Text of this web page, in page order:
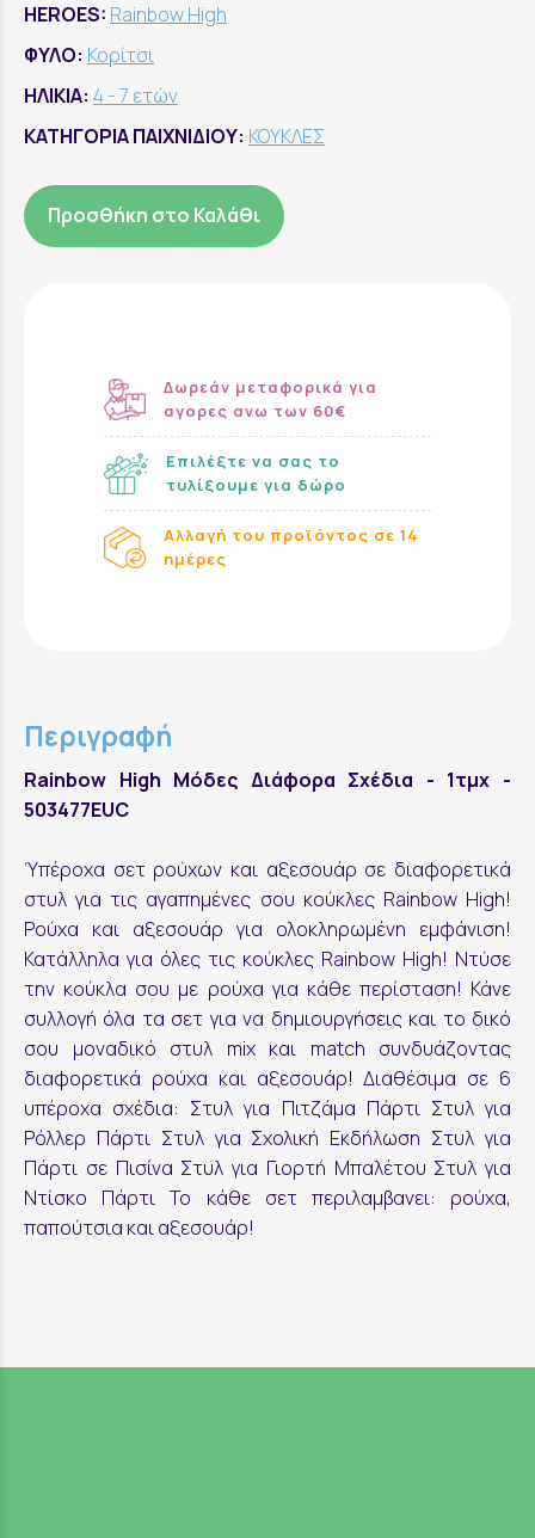
HEROES: Rainbow High
ΦΥΛΟ: Κορίτσι
ΗΛΙΚΙΑ: 4 - 7 ετών
ΚΑΤΗΓΟΡΙΑ ΠΑΙΧΝΙΔΙΟΥ: ΚΟΥΚΛΕΣ
Προσθήκη στο Καλάθι
Δωρεάν μεταφορικά για
αγορες ανω των 60€
Επιλέξτε να σας το
τυλίξουμε για δώρο
Αλλαγή του προϊόντος σε 14
ημέρες
Περιγραφή
Rainbow High Μόδες Διάφορα Σχέδια - 1τμχ -
503477EUC
Ύπέροχα σετ ρούχων και αξεσουάρ σε διαφορετικά
στυλ για τις αγαπημένες σου κούκλες Rainbow High!
Ρούχα και αξεσουάρ για ολοκληρωμένη εμφάνιση!
Κατάλληλα για όλες τις κούκλες Rainbow High! Ντύσε
την κούκλα σου με ρούχα για κάθε περίσταση! Κάνε
συλλογή όλα τα σετ για να δημιουργήσεις και το δικό
σου μοναδικό στυλ mix και match συνδυάζοντας
διαφορετικά ρούχα και αξεσουάρ! Διαθέσιμα σε 6
υπέροχα σχέδια: Στυλ για Πιτζάμα Πάρτι Στυλ για
Ρόλλερ Πάρτι Στυλ για Σχολική Εκδήλωση Στυλ για
Πάρτι σε Πισίνα Στυλ για Γιορτή Μπαλέτου Στυλ για
Ντίσκο Πάρτι Το κάθε σετ περιλαμβανει: ρούχα,
παπούτσια και αξεσουάρ!